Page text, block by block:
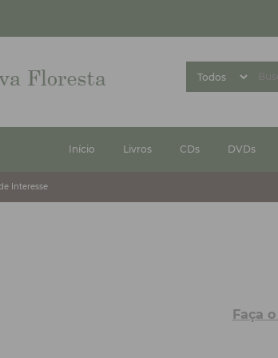
Início Livros CDs DVDs
Interesse
Faça